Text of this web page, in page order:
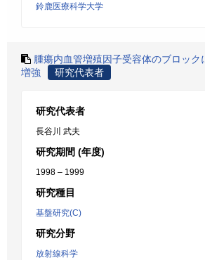
鈴鹿医療科学大学
腫瘍内血管増殖因子受容体のブロック
増強
研究代表者
研究代表者
長谷川 武夫
研究期間 (年度)
1998 – 1999
研究種目
基盤研究(C)
研究分野
放射線科学